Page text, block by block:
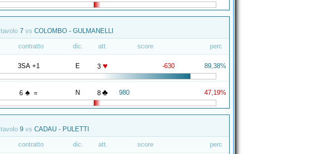
tavolo 7 vs COLOMBO - GULMANELLI
contratto dic. att. score perc
3SA +1 E 3 ♥ -630 89,38%
6 ♠ = N 8 ♣ 980 47,19%
tavolo 9 vs CADAU - PULETTI
contratto dic. att. score perc